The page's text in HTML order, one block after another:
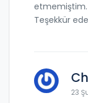
etmemiştim.
Teşekkür
23